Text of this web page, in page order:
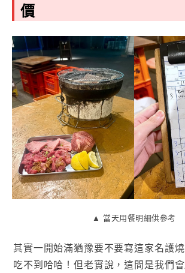
價
▲ 當天用餐明細供參考
其實一開始滿猶豫要不要寫這家名護
吃不到哈哈！但老實說，這間是我們